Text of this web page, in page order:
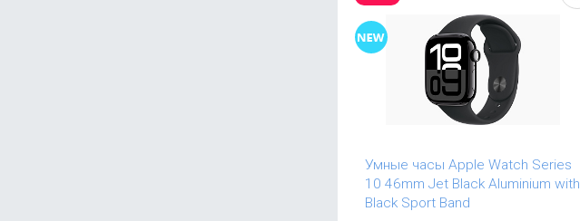
Умные часы Apple Watch Series
10 46mm Jet Black Aluminium with
Black Sport Band